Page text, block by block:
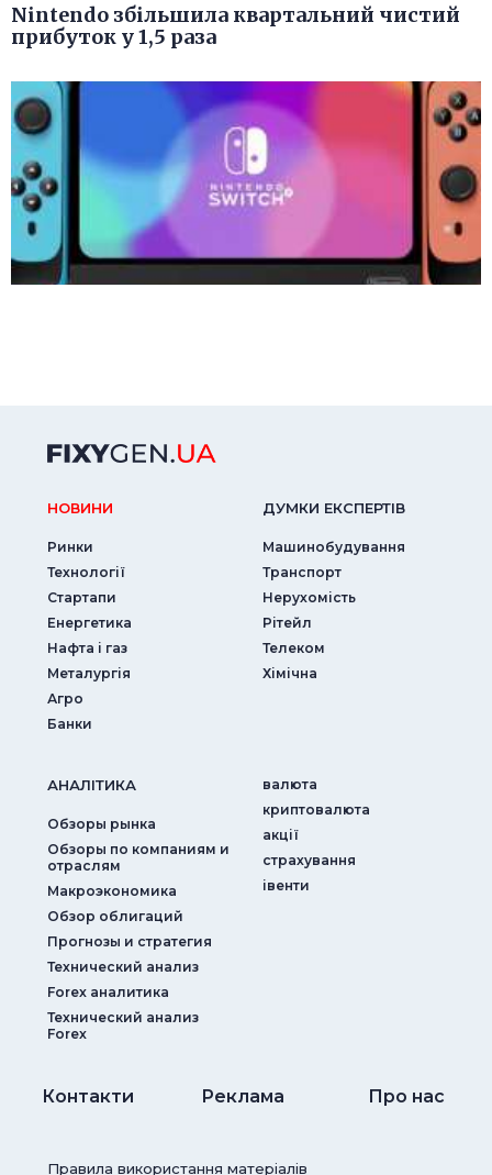
Nintendo збільшила квартальний чистий
прибуток у 1,5 раза
НОВИНИ
Ринки
Технології
Стартапи
Енергетика
Нафта і газ
Металургія
Агро
Банки
ДУМКИ ЕКСПЕРТIВ
Машинобудування
Транспорт
Нерухомість
Рітейл
Телеком
Хімічна
АНАЛIТИКА
Обзоры рынка
Обзоры по компаниям и
отраслям
Макроэкономика
Обзор облигаций
Прогнозы и стратегия
Технический анализ
Forex аналитика
Технический анализ
Forex
валюта
криптовалюта
акції
страхування
iвенти
Контакти Реклама Про нас
Правила використання матеріалів